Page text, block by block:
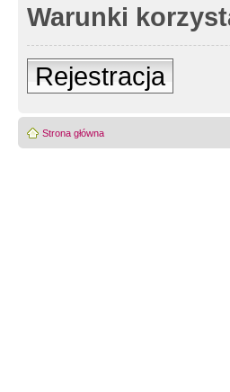
Warunki
Rejestracja
Strona główna